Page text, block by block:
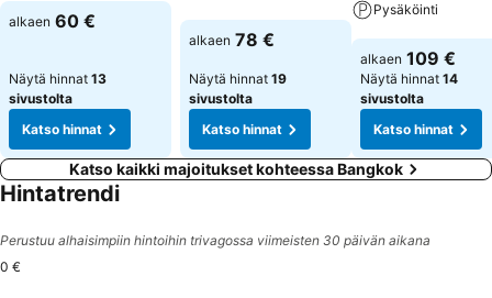
Katso hinnat
alkaen 60 €
Näytä hinnat 13
sivustolta
Katso hinnat
Katso hinnat
alkaen 78 €
Näytä hinnat 19
sivustolta
Katso hinnat
Pysäköinti
Katso hinnat
alkaen 109 €
Näytä hinnat 14
sivustolta
Katso hinnat
Katso kaikki majoitukset kohteessa Bangkok
Hintatrendi
Perustuu alhaisimpiin hintoihin trivagossa viimeisten 30 päivän aikana
0 €